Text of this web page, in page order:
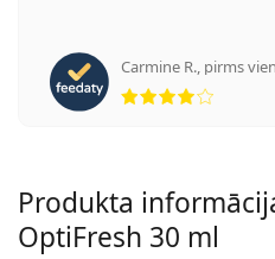
Carmine R., pirms viens
Produkta
OptiFresh 30 ml